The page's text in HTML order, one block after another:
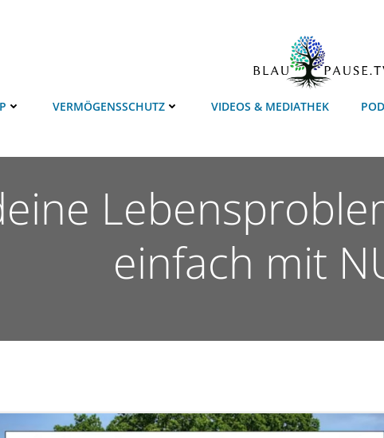
VERMÖGENSSCHUTZ VIDEOS & MEDIATHEK
einfach mit